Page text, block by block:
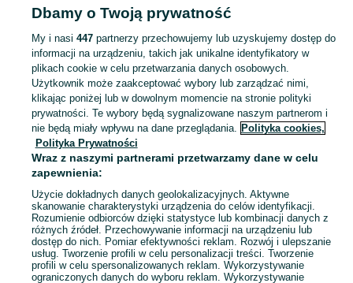
Mapa miejscowości
Mapa ministron
Popularne wyszukiwania
Dbamy o Twoją prywatność
My i nasi 447partnerzy przechowujemy lub uzyskujemy dostęp do
informacji na urządzeniu, takich jak unikalne identyfikatory w
plikach cookie w celu przetwarzania danych osobowych.
Użytkownik może zaakceptować wybory lub zarządzać nimi,
klikając poniżej lub w dowolnym momencie na stronie polityki
prywatności. Te wybory będą sygnalizowane naszym partnerom i
nie będą miały wpływu na dane przeglądania. Polityka cookies,
Polityka Prywatności
Wraz z naszymi partnerami przetwarzamy dane w celu
zapewnienia:
Użycie dokładnych danych geolokalizacyjnych. Aktywne
skanowanie charakterystyki urządzenia do celów identyfikacji.
Rozumienie odbiorców dzięki statystyce lub kombinacji danych z
różnych źródeł. Przechowywanie informacji na urządzeniu lub
dostęp do nich. Pomiar efektywności reklam. Rozwój i ulepszanie
usług. Tworzenie profili w celu personalizacji treści. Tworzenie
profili w celu spersonalizowanych reklam. Wykorzystywanie
ograniczonych danych do wyboru reklam. Wykorzystywanie